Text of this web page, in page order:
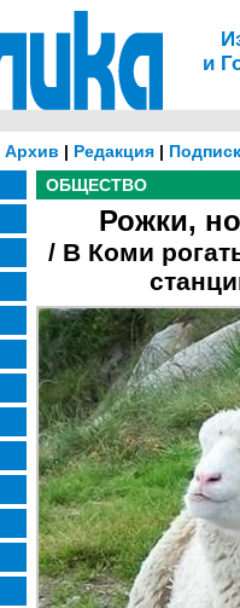
и
Архив | Редакция|
ОБЩЕСТВО
Рожки,
/ В Коми